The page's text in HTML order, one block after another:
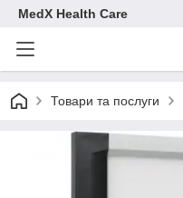
MedX Health Care
Товари та послуги